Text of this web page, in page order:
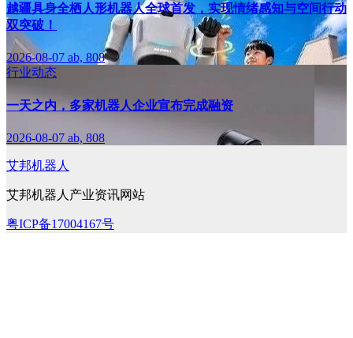
越疆具身全栖人形机器人全球首发，实现情绪感知与空间行动
双突破！
2026-08-07 ab, 808
行业动态
一天之内，多家机器人企业宣布完成融资
2026-08-07 ab, 808
艾邦机器人
艾邦机器人产业资讯网站
粤ICP备17004167号